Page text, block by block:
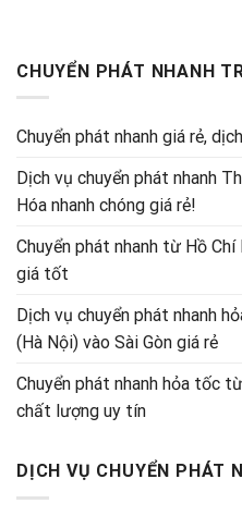
CHUYỂN PHÁT NHANH
Chuyển phát nhanh giá rẻ,
Dịch vụ chuyển phát nhanh
Hóa nhanh chóng giá rẻ!
Chuyển phát nhanh từ Hồ
giá tốt
Dịch vụ chuyển phát nhanh
(Hà Nội) vào Sài Gòn giá rẻ
Chuyển phát nhanh hỏa tốc
chất lượng uy tín
DỊCH VỤ CHUYỂN PHÁT